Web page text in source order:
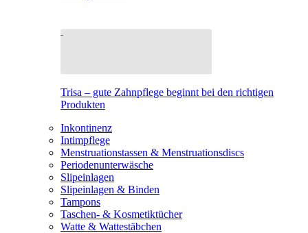
Trisa – gute Zahnpflege beginnt bei den richtigen
Produkten
Inkontinenz
Intimpflege
Menstruationstassen & Menstruationsdiscs
Periodenunterwäsche
Slipeinlagen
Slipeinlagen & Binden
Tampons
Taschen- & Kosmetiktücher
Watte & Wattestäbchen